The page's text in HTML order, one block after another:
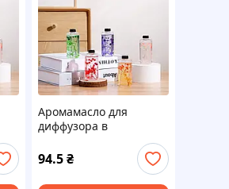
Аромамасло для
диффузора в
94.5₴